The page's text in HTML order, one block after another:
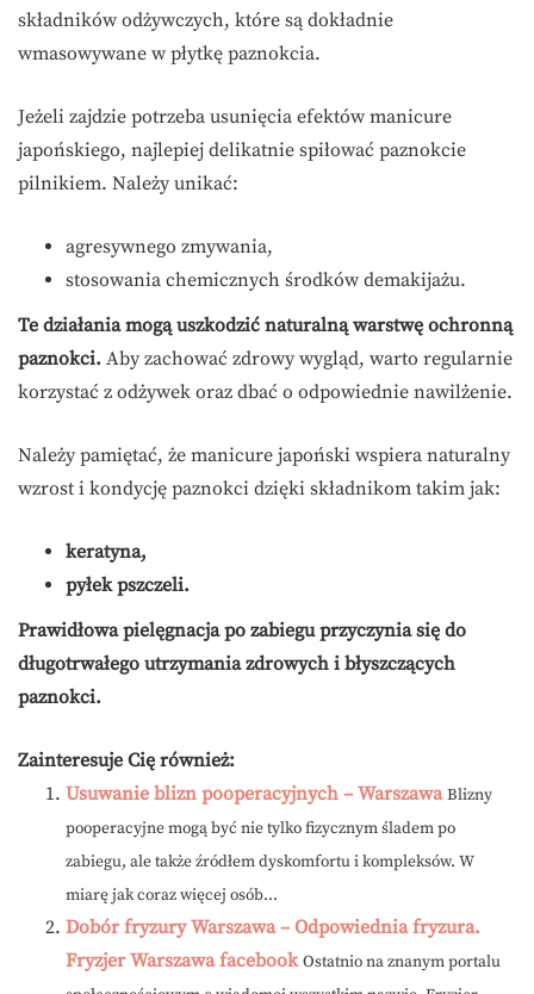
składników odżywczych, które są dokładnie
wmasowywane w płytkę paznokcia.
Jeżeli zajdzie potrzeba usunięcia efektów manicure
japońskiego, najlepiej delikatnie spiłować paznokcie
pilnikiem. Należy unikać:
agresywnego zmywania,
stosowania chemicznych środków demakijażu.
Te działania mogą uszkodzić naturalną warstwę ochronną
paznokci. Aby zachować zdrowy wygląd, warto regularnie
korzystać z odżywek oraz dbać o odpowiednie nawilżenie.
Należy pamiętać, że manicure japoński wspiera naturalny
wzrost i kondycję paznokci dzięki składnikom takim jak:
keratyna,
pyłek pszczeli.
Prawidłowa pielęgnacja po zabiegu przyczynia się do
długotrwałego utrzymania zdrowych i błyszczących
paznokci.
Zainteresuje Cię również:
Usuwanie blizn pooperacyjnych – Warszawa Blizny
pooperacyjne mogą być nie tylko fizycznym śladem po
zabiegu, ale także źródłem dyskomfortu i kompleksów. W
miarę jak coraz więcej osób...
Dobór fryzury Warszawa – Odpowiednia fryzura.
Fryzjer Warszawa facebook Ostatnio na znanym portalu